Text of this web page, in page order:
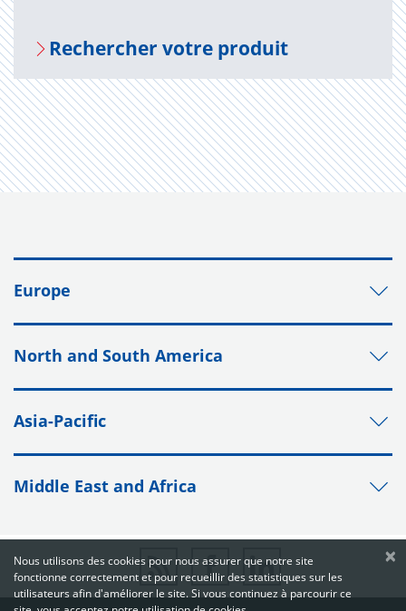
×
Nous utilisons des cookies pour nous assurer que notre site
fonctionne correctement et pour recueillir des statistiques sur les
utilisateurs afin d'améliorer le site. Si vous continuez à parcourir ce
Recher­cher votre pro­duit
Europe
North and South America
Asia-Pacific
Middle East and Africa